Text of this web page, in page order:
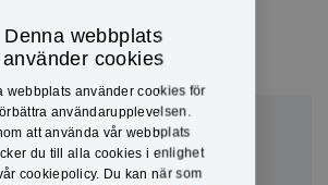
09-30
Bergman
00
Denna webbplats
använder cookies
webbplats använder cookies för
användarupplevelsen.
att använda vår webbplats
du till alla cookies i enlighet
cookiepolicy. Du kan när som